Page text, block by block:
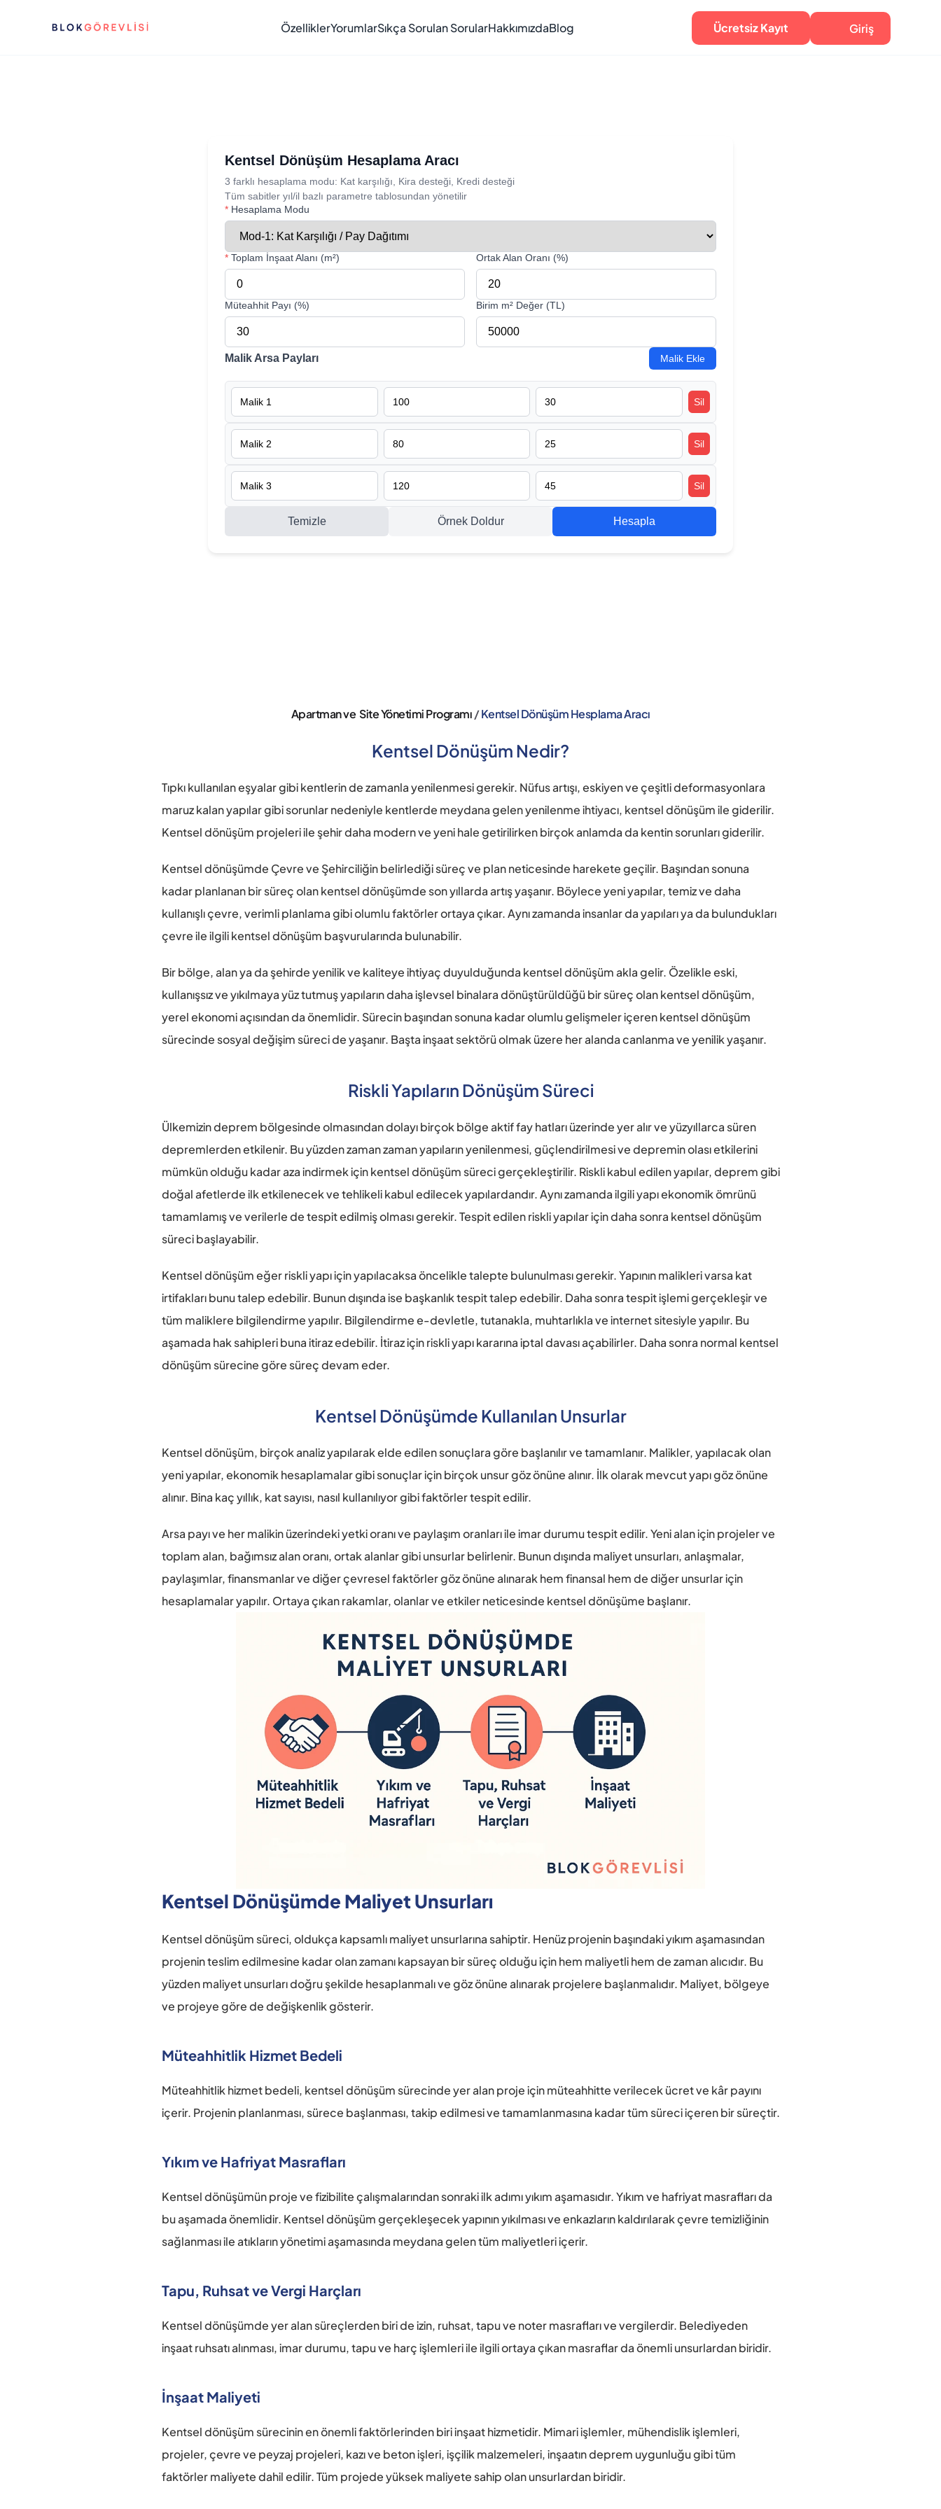
ÖzelliklerYorumlarSıkça Sorulan SorularHakkımızdaBlog Ücretsiz Kayıt Giriş
Kentsel Dönüşüm Hesaplama Aracı
3 farklı hesaplama modu: Kat karşılığı, Kira desteği, Kredi desteği
Tüm sabitler yıl/il bazlı parametre tablosundan yönetilir
* Hesaplama Modu
* Toplam İnşaat Alanı (m²) Ortak Alan Oranı (%)
Müteahhit Payı (%) Birim m² Değer (TL)
Malik Arsa Payları Malik Ekle
Sil
Sil
Sil
Temizle Örnek Doldur Hesapla
Apartman ve  Site Yönetimi Programı / Kentsel Dönüşüm Hesplama Aracı
Kentsel Dönüşüm Nedir?
Tıpkı kullanılan eşyalar gibi kentlerin de zamanla yenilenmesi gerekir. Nüfus artışı, eskiyen ve çeşitli deformasyonlara
maruz kalan yapılar gibi sorunlar nedeniyle kentlerde meydana gelen yenilenme ihtiyacı, kentsel dönüşüm ile giderilir.
Kentsel dönüşüm projeleri ile şehir daha modern ve yeni hale getirilirken birçok anlamda da kentin sorunları giderilir.
Kentsel dönüşümde Çevre ve Şehirciliğin belirlediği süreç ve plan neticesinde harekete geçilir. Başından sonuna
kadar planlanan bir süreç olan kentsel dönüşümde son yıllarda artış yaşanır. Böylece yeni yapılar, temiz ve daha
kullanışlı çevre, verimli planlama gibi olumlu faktörler ortaya çıkar. Aynı zamanda insanlar da yapıları ya da bulundukları
çevre ile ilgili kentsel dönüşüm başvurularında bulunabilir.
Bir bölge, alan ya da şehirde yenilik ve kaliteye ihtiyaç duyulduğunda kentsel dönüşüm akla gelir. Özelikle eski,
kullanışsız ve yıkılmaya yüz tutmuş yapıların daha işlevsel binalara dönüştürüldüğü bir süreç olan kentsel dönüşüm,
yerel ekonomi açısından da önemlidir. Sürecin başından sonuna kadar olumlu gelişmeler içeren kentsel dönüşüm
sürecinde sosyal değişim süreci de yaşanır. Başta inşaat sektörü olmak üzere her alanda canlanma ve yenilik yaşanır.
Riskli Yapıların Dönüşüm Süreci
Ülkemizin deprem bölgesinde olmasından dolayı birçok bölge aktif fay hatları üzerinde yer alır ve yüzyıllarca süren
depremlerden etkilenir. Bu yüzden zaman zaman yapıların yenilenmesi, güçlendirilmesi ve depremin olası etkilerini
mümkün olduğu kadar aza indirmek için kentsel dönüşüm süreci gerçekleştirilir. Riskli kabul edilen yapılar, deprem gibi
doğal afetlerde ilk etkilenecek ve tehlikeli kabul edilecek yapılardandır. Aynı zamanda ilgili yapı ekonomik ömrünü
tamamlamış ve verilerle de tespit edilmiş olması gerekir. Tespit edilen riskli yapılar için daha sonra kentsel dönüşüm
süreci başlayabilir.
Kentsel dönüşüm eğer riskli yapı için yapılacaksa öncelikle talepte bulunulması gerekir. Yapının malikleri varsa kat
irtifakları bunu talep edebilir. Bunun dışında ise başkanlık tespit talep edebilir. Daha sonra tespit işlemi gerçekleşir ve
tüm maliklere bilgilendirme yapılır. Bilgilendirme e-devletle, tutanakla, muhtarlıkla ve internet sitesiyle yapılır. Bu
aşamada hak sahipleri buna itiraz edebilir. İtiraz için riskli yapı kararına iptal davası açabilirler. Daha sonra normal kentsel
dönüşüm sürecine göre süreç devam eder.
Kentsel Dönüşümde Kullanılan Unsurlar
Kentsel dönüşüm, birçok analiz yapılarak elde edilen sonuçlara göre başlanılır ve tamamlanır. Malikler, yapılacak olan
yeni yapılar, ekonomik hesaplamalar gibi sonuçlar için birçok unsur göz önüne alınır. İlk olarak mevcut yapı göz önüne
alınır. Bina kaç yıllık, kat sayısı, nasıl kullanılıyor gibi faktörler tespit edilir.
Arsa payı ve her malikin üzerindeki yetki oranı ve paylaşım oranları ile imar durumu tespit edilir. Yeni alan için projeler ve
toplam alan, bağımsız alan oranı, ortak alanlar gibi unsurlar belirlenir. Bunun dışında maliyet unsurları, anlaşmalar,
paylaşımlar, finansmanlar ve diğer çevresel faktörler göz önüne alınarak hem finansal hem de diğer unsurlar için
hesaplamalar yapılır. Ortaya çıkan rakamlar, olanlar ve etkiler neticesinde kentsel dönüşüme başlanır.
Kentsel Dönüşümde Maliyet Unsurları
Kentsel dönüşüm süreci, oldukça kapsamlı maliyet unsurlarına sahiptir. Henüz projenin başındaki yıkım aşamasından
projenin teslim edilmesine kadar olan zamanı kapsayan bir süreç olduğu için hem maliyetli hem de zaman alıcıdır. Bu
yüzden maliyet unsurları doğru şekilde hesaplanmalı ve göz önüne alınarak projelere başlanmalıdır. Maliyet, bölgeye
ve projeye göre de değişkenlik gösterir.
Müteahhitlik Hizmet Bedeli
Müteahhitlik hizmet bedeli, kentsel dönüşüm sürecinde yer alan proje için müteahhitte verilecek ücret ve kâr payını
içerir. Projenin planlanması, sürece başlanması, takip edilmesi ve tamamlanmasına kadar tüm süreci içeren bir süreçtir.
Yıkım ve Hafriyat Masrafları
Kentsel dönüşümün proje ve fizibilite çalışmalarından sonraki ilk adımı yıkım aşamasıdır. Yıkım ve hafriyat masrafları da
bu aşamada önemlidir. Kentsel dönüşüm gerçekleşecek yapının yıkılması ve enkazların kaldırılarak çevre temizliğinin
sağlanması ile atıkların yönetimi aşamasında meydana gelen tüm maliyetleri içerir.
Tapu, Ruhsat ve Vergi Harçları
Kentsel dönüşümde yer alan süreçlerden biri de izin, ruhsat, tapu ve noter masrafları ve vergilerdir. Belediyeden
inşaat ruhsatı alınması, imar durumu, tapu ve harç işlemleri ile ilgili ortaya çıkan masraflar da önemli unsurlardan biridir.
İnşaat Maliyeti
Kentsel dönüşüm sürecinin en önemli faktörlerinden biri inşaat hizmetidir. Mimari işlemler, mühendislik işlemleri,
projeler, çevre ve peyzaj projeleri, kazı ve beton işleri, işçilik malzemeleri, inşaatın deprem uygunluğu gibi tüm
faktörler maliyete dahil edilir. Tüm projede yüksek maliyete sahip olan unsurlardan biridir.